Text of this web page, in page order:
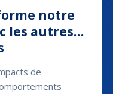
notre
les autres…
de